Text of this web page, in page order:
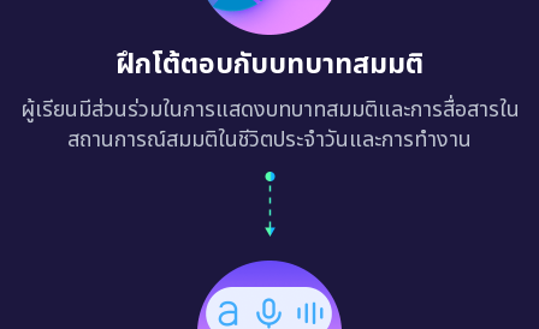
ฝึกโต้ตอบกับบทบาทสมมติ
ผู้เรียนมีส่วนร่วมในการแสดงบทบาทสมมติและการสื่อสารใน
สถานการณ์สมมติในชีวิตประจำวันและการทำงาน